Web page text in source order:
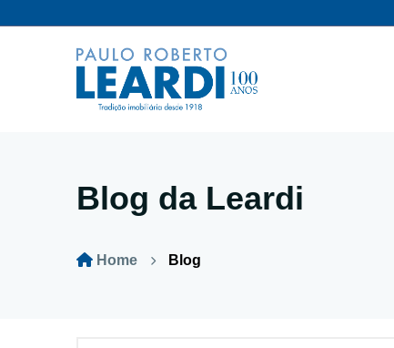
Blog da Leardi
Home Blog